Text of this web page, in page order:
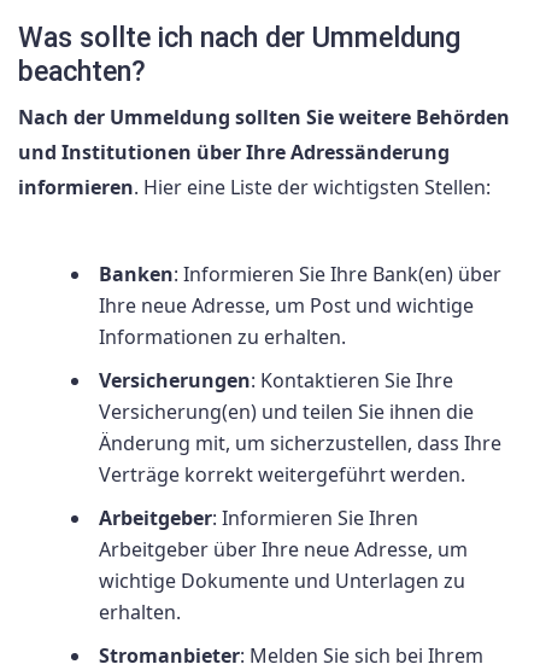
Was sollte ich nach der Ummeldung
beachten?
Nach der Ummeldung sollten Sie weitere Behörden
und Institutionen über Ihre Adressänderung
informieren. Hier eine Liste der wichtigsten Stellen:
Banken: Informieren Sie Ihre Bank(en) über
Ihre neue Adresse, um Post und wichtige
Informationen zu erhalten.
Versicherungen: Kontaktieren Sie Ihre
Versicherung(en) und teilen Sie ihnen die
Änderung mit, um sicherzustellen, dass Ihre
Verträge korrekt weitergeführt werden.
Arbeitgeber: Informieren Sie Ihren
Arbeitgeber über Ihre neue Adresse, um
wichtige Dokumente und Unterlagen zu
erhalten.
Stromanbieter: Melden Sie sich bei Ihrem